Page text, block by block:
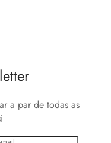
a par de todas as